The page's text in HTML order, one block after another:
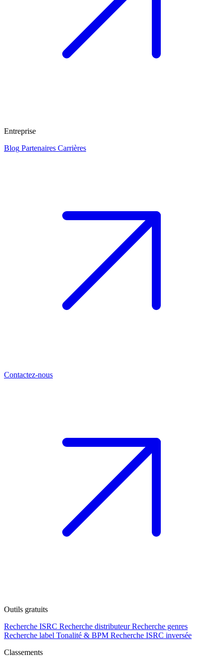
Entreprise
Blog Partenaires Carrières
Contactez-nous
Outils gratuits
Recherche ISRC Recherche distributeur Recherche genres
Recherche label Tonalité & BPM Recherche ISRC inversée
Classements